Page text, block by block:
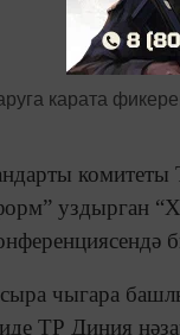
комитеты
уздырган
чыгара
ТР Диния